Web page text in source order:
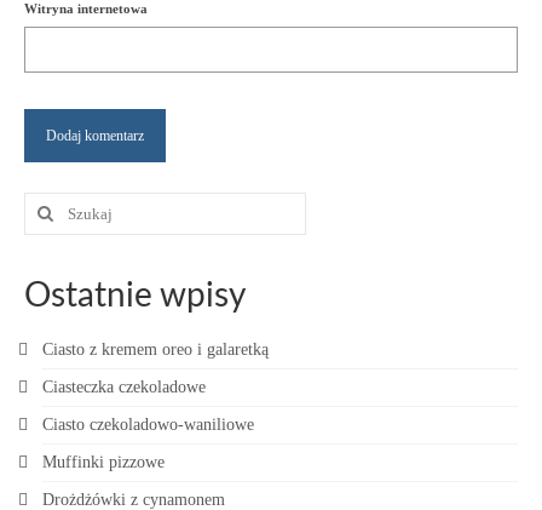
Witryna internetowa
Szuklaj
Ostatnie wpisy
Ciasto z kremem oreo i galaretką
Ciasteczka czekoladowe
Ciasto czekoladowo-waniliowe
Muffinki pizzowe
Drożdżówki z cynamonem